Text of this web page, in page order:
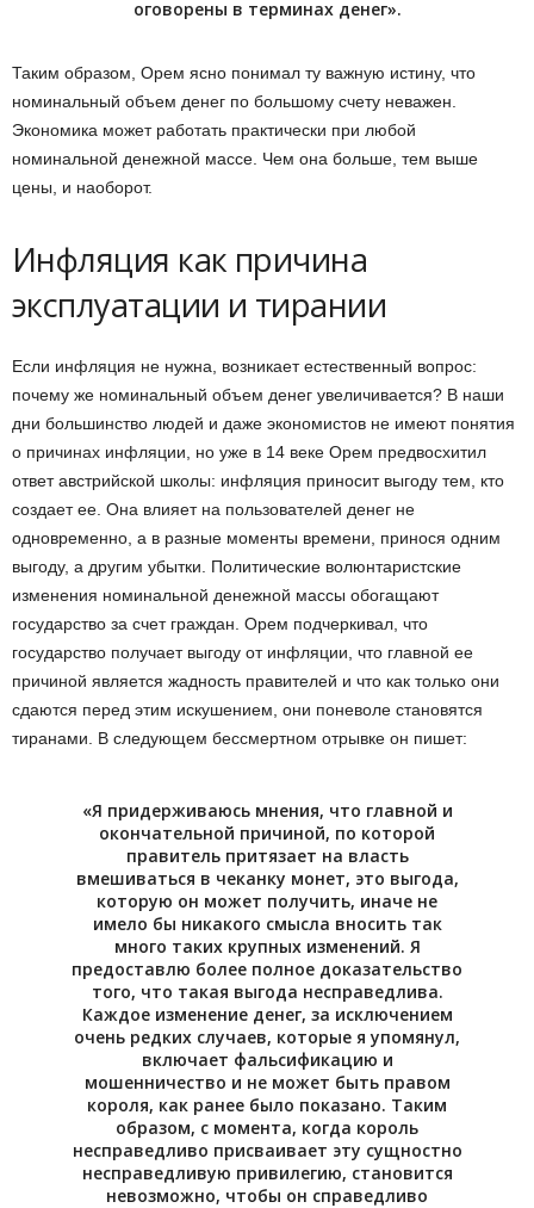
оговорены в терминах денег».
Таким образом, Орем ясно понимал ту важную истину, что
номинальный объем денег по большому счету неважен.
Экономика может работать практически при любой
номинальной денежной массе. Чем она больше, тем выше
цены, и наоборот.
Инфляция как причина
эксплуатации и тирании
Если инфляция не нужна, возникает естественный вопрос:
почему же номинальный объем денег увеличивается? В наши
дни большинство людей и даже экономистов не имеют понятия
о причинах инфляции, но уже в 14 веке Орем предвосхитил
ответ австрийской школы: инфляция приносит выгоду тем, кто
создает ее. Она влияет на пользователей денег не
одновременно, а в разные моменты времени, принося одним
выгоду, а другим убытки. Политические волюнтаристские
изменения номинальной денежной массы обогащают
государство за счет граждан. Орем подчеркивал, что
государство получает выгоду от инфляции, что главной ее
причиной является жадность правителей и что как только они
сдаются перед этим искушением, они поневоле становятся
тиранами. В следующем бессмертном отрывке он пишет:
«Я придерживаюсь мнения, что главной и
окончательной причиной, по которой
правитель притязает на власть
вмешиваться в чеканку монет, это выгода,
которую он может получить, иначе не
имело бы никакого смысла вносить так
много таких крупных изменений. Я
предоставлю более полное доказательство
того, что такая выгода несправедлива.
Каждое изменение денег, за исключением
очень редких случаев, которые я упомянул,
включает фальсификацию и
мошенничество и не может быть правом
короля, как ранее было показано. Таким
образом, с момента, когда король
несправедливо присваивает эту сущностно
несправедливую привилегию, становится
невозможно, чтобы он справедливо